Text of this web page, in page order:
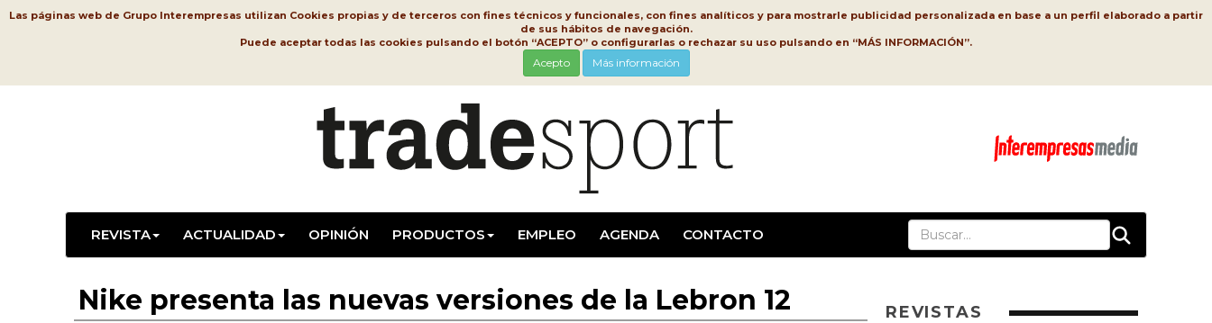
Las páginas web de Grupo Interempresas utilizan Cookies propias y de terceros con fines técnicos y funcionales, con fines analíticos y para mostrarle publicidad personalizada en base a un perfil elaborado a partir
de sus hábitos de navegación.
Puede aceptar todas las cookies pulsando el botón “ACEPTO” o configurarlas o rechazar su uso pulsando en “MÁS INFORMACIÓN”.
Acepto Más información
REVISTA ACTUALIDAD OPINIÓN PRODUCTOS EMPLEO AGENDA CONTACTO
Nike presenta las nuevas versiones de la Lebron 12 REVISTAS